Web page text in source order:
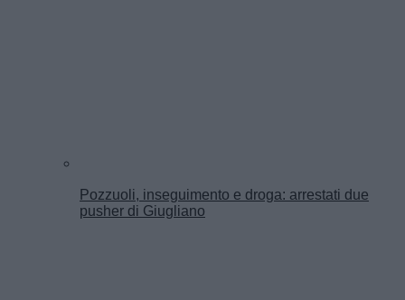
Pozzuoli, inseguimento e droga: arrestati due
pusher di Giugliano